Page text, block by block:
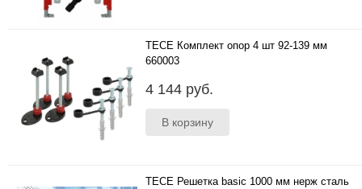
TECE Комплект опор 4 шт 92-139 мм
660003
4 144 руб.
TECE Решетка basic 1000 мм нерж сталь